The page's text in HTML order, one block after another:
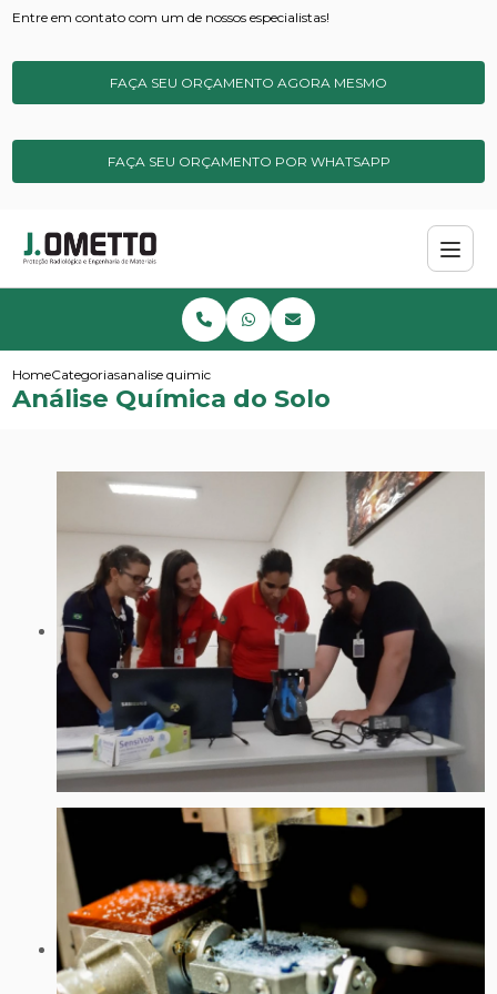
Entre em contato com um de nossos especialistas!
FAÇA SEU ORÇAMENTO AGORA MESMO
FAÇA SEU ORÇAMENTO POR WHATSAPP
HomeCategoriasanalise quimica do solo
Análise Química do Solo